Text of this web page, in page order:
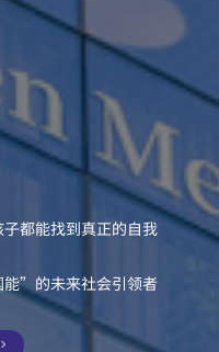
都能找到真正的自我
”的未来社会引领者
怀，世界眼光。